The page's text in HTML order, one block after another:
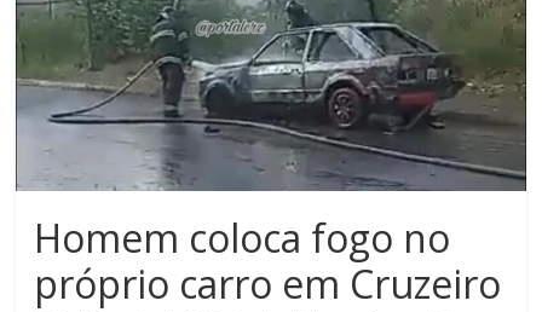
Homem coloca fogo no
próprio carro em Cruzeiro